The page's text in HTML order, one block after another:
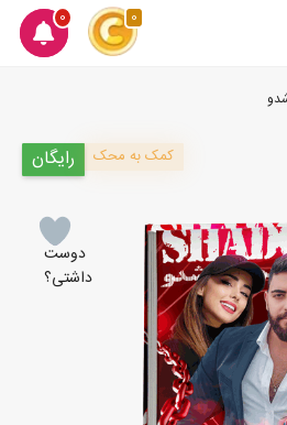
0 0
رایگان کمک به محک
دوست
داشتی؟